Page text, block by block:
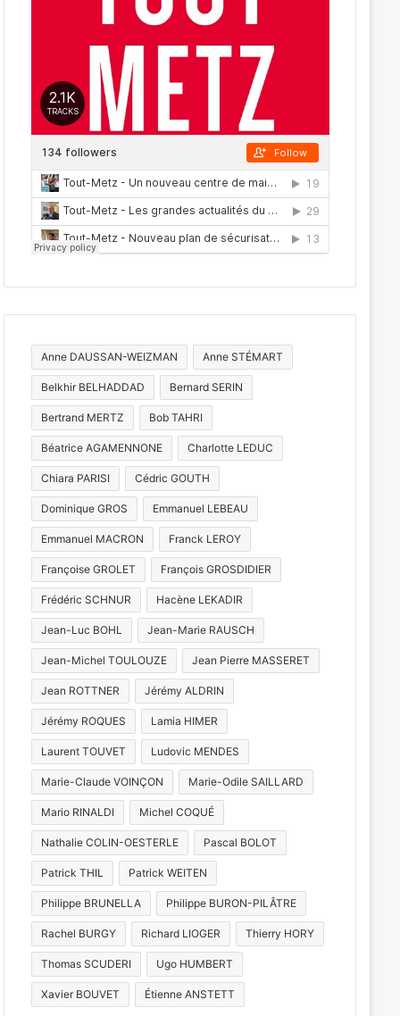
Anne DAUSSAN-WEIZMAN Anne STÉMART
Belkhir BELHADDAD Bernard SERIN
Bertrand MERTZ Bob TAHRI
Béatrice AGAMENNONE Charlotte LEDUC
Chiara PARISI Cédric GOUTH
Dominique GROS Emmanuel LEBEAU
Emmanuel MACRON Franck LEROY
Françoise GROLET François GROSDIDIER
Frédéric SCHNUR Hacène LEKADIR
Jean-Luc BOHL Jean-Marie RAUSCH
Jean-Michel TOULOUZE Jean Pierre MASSERET
Jean ROTTNER Jérémy ALDRIN
Jérémy ROQUES Lamia HIMER
Laurent TOUVET Ludovic MENDES
Marie-Claude VOINÇON Marie-Odile SAILLARD
Mario RINALDI Michel COQUÉ
Nathalie COLIN-OESTERLE Pascal BOLOT
Patrick THIL Patrick WEITEN
Philippe BRUNELLA Philippe BURON-PILÂTRE
Rachel BURGY Richard LIOGER Thierry HORY
Thomas SCUDERI Ugo HUMBERT
Xavier BOUVET Étienne ANSTETT